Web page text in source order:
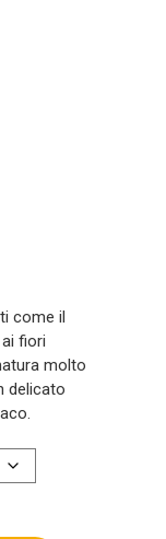
come il
fiori
molto
delicato